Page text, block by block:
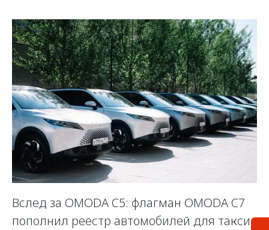
Вслед за OMODA C5: флагман OMODA C7
пополнил реестр автомобилей для такси